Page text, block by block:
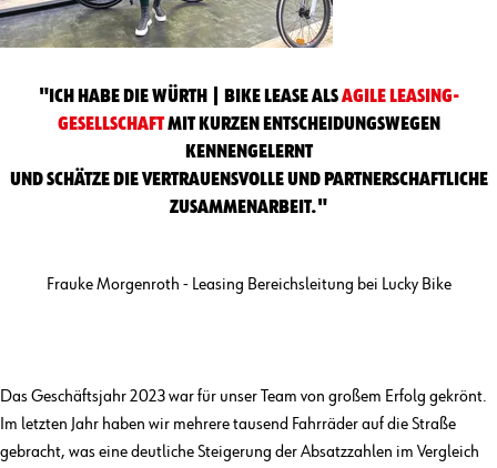
"ICH HABE DIE WÜRTH | BIKE LEASE ALSAGILE LEASING-
GESELLSCHAFTMIT KURZEN ENTSCHEIDUNGSWEGEN
KENNENGELERNT
UND SCHÄTZE DIE VERTRAUENSVOLLE UND PARTNERSCHAFTLICHE
ZUSAMMENARBEIT."
Frauke Morgenroth - Leasing Bereichsleitung bei Lucky Bike
Das Geschäftsjahr 2023 war für unser Team von großem Erfolg gekrönt.
Im letzten Jahr haben wir mehrere tausend Fahrräder auf die Straße
gebracht, was eine deutliche Steigerung der Absatzzahlen im Vergleich